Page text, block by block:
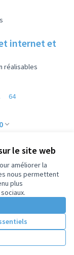
le site web
améliorer la
nous permettent
plus
internet et
réalisables
64
Licence
(Lien